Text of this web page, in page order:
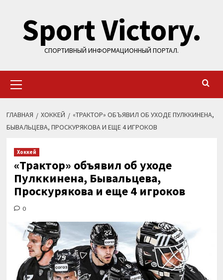
содержимому
Sport Victory.
СПОРТИВНЫЙ ИНФОРМАЦИОННЫЙ ПОРТАЛ.
меню
ГЛАВНАЯ ХОККЕЙ
«ТРАКТОР» ОБЪЯВИЛ ОБ УХОДЕ ПУЛККИНЕНА,
БЫВАЛЬЦЕВА, ПРОСКУРЯКОВА И ЕЩЕ 4 ИГРОКОВ
Хоккей
«Трактор» объявил об уходе
Пулккинена, Бывальцева,
Проскурякова и еще 4 игроков
0